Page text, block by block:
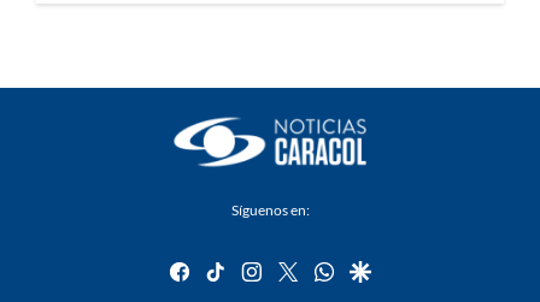
Síguenos en:
facebook
tiktok instagram
twitterwhatsapp
google